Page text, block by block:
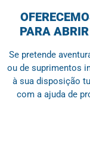
PARA
Se pretende
ou de suprimentos
à sua disposição
com a ajuda de